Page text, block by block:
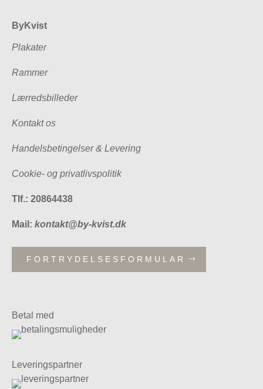
ByKvist
Plakater
Rammer
Lærredsbilleder
Kontakt os
Handelsbetingelser & Levering
Cookie- og privatlivspolitik
Tlf.: 20864438
Mail: kontakt@by-kvist.dk
FORTRYDELSESFORMULAR
Betal med
Leveringspartner